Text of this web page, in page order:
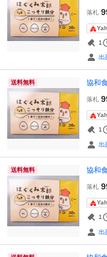
落札
1
出
送料無料 協和
落札
1
出
送料無料 協和
落札
1
出